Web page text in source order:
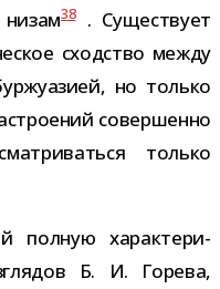
38. Существует
сход­ство между
но только
совер­шенно
только
пол­ную харак­те­ри­
Б. И. Горева,